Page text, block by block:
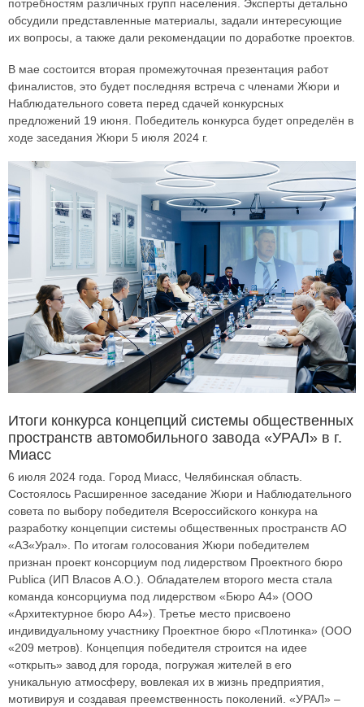
потребностям различных групп населения. Эксперты детально
обсудили представленные материалы, задали интересующие
их вопросы, а также дали рекомендации по доработке проектов.
В мае состоится вторая промежуточная презентация работ
финалистов, это будет последняя встреча с членами Жюри и
Наблюдательного совета перед сдачей конкурсных
предложений 19 июня. Победитель конкурса будет определён в
ходе заседания Жюри 5 июля 2024 г.
Итоги конкурса концепций системы общественных
пространств автомобильного завода «УРАЛ» в г.
Миасс
6 июля 2024 года. Город Миасс, Челябинская область.
Состоялось Расширенное заседание Жюри и Наблюдательного
совета по выбору победителя Всероссийского конкура на
разработку концепции системы общественных пространств АО
«АЗ«Урал». По итогам голосования Жюри победителем
признан проект консорциум под лидерством Проектного бюро
Publica (ИП Власов А.О.). Обладателем второго места стала
команда консорциума под лидерством «Бюро А4» (ООО
«Архитектурное бюро А4»). Третье место присвоено
индивидуальному участнику Проектное бюро «Плотинка» (ООО
«209 метров). Концепция победителя строится на идее
«открыть» завод для города, погружая жителей в его
уникальную атмосферу, вовлекая их в жизнь предприятия,
мотивируя и создавая преемственность поколений. «УРАЛ» –